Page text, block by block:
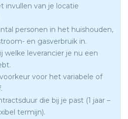
invullen van je locatie
personen in het huishouden,
en gasverbruik in.
welke leverancier je nu een
voor het variabele of
die bij je past (1 jaar –
termijn).